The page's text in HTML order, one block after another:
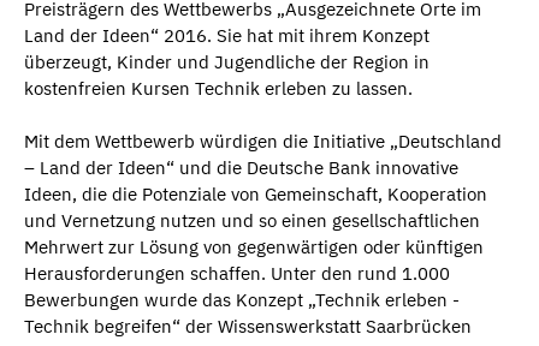
Preisträgern des Wettbewerbs „Ausgezeichnete Orte im
Land der Ideen“ 2016. Sie hat mit ihrem Konzept
überzeugt, Kinder und Jugendliche der Region in
kostenfreien Kursen Technik erleben zu lassen.
Mit dem Wettbewerb würdigen die Initiative „Deutschland
– Land der Ideen“ und die Deutsche Bank innovative
Ideen, die die Potenziale von Gemeinschaft, Kooperation
und Vernetzung nutzen und so einen gesellschaftlichen
Mehrwert zur Lösung von gegenwärtigen oder künftigen
Herausforderungen schaffen. Unter den rund 1.000
Bewerbungen wurde das Konzept „Technik erleben -
Technik begreifen“ der Wissenswerkstatt Saarbrücken